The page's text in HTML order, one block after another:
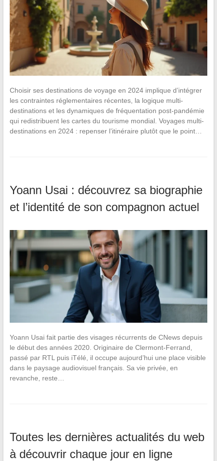
Choisir ses destinations de voyage en 2024 implique d’intégrer
les contraintes réglementaires récentes, la logique multi-
destinations et les dynamiques de fréquentation post-pandémie
qui redistribuent les cartes du tourisme mondial. Voyages multi-
destinations en 2024 : repenser l’itinéraire plutôt que le point…
Yoann Usai : découvrez sa biographie
et l’identité de son compagnon actuel
Yoann Usai fait partie des visages récurrents de CNews depuis
le début des années 2020. Originaire de Clermont-Ferrand,
passé par RTL puis iTélé, il occupe aujourd’hui une place visible
dans le paysage audiovisuel français. Sa vie privée, en
revanche, reste…
Toutes les dernières actualités du web
à découvrir chaque jour en ligne